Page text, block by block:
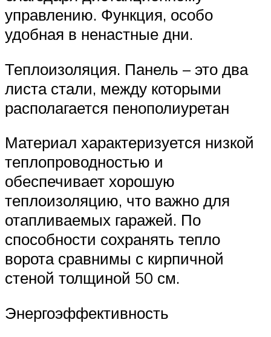
управлению. Функция, особо
удобная в ненастные дни.
Теплоизоляция. Панель – это два
листа стали, между которыми
располагается пенополиуретан
Материал характеризуется низкой
теплопроводностью и
обеспечивает хорошую
теплоизоляцию, что важно для
отапливаемых гаражей. По
способности сохранять тепло
ворота сравнимы с кирпичной
стеной толщиной 50 см.
Энергоэффективность